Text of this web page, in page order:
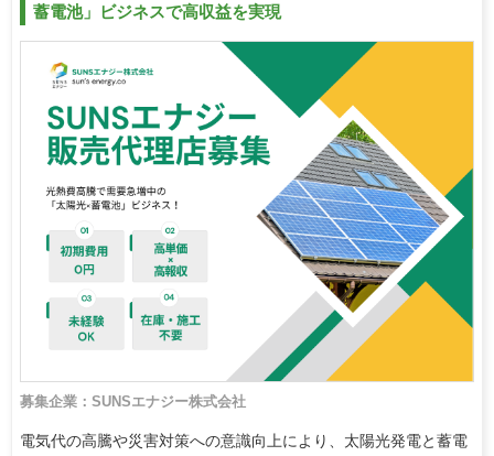
蓄電池」ビジネスで高収益を実現
募集企業：SUNSエナジー株式会社
電気代の高騰や災害対策への意識向上により、太陽光発電と蓄電